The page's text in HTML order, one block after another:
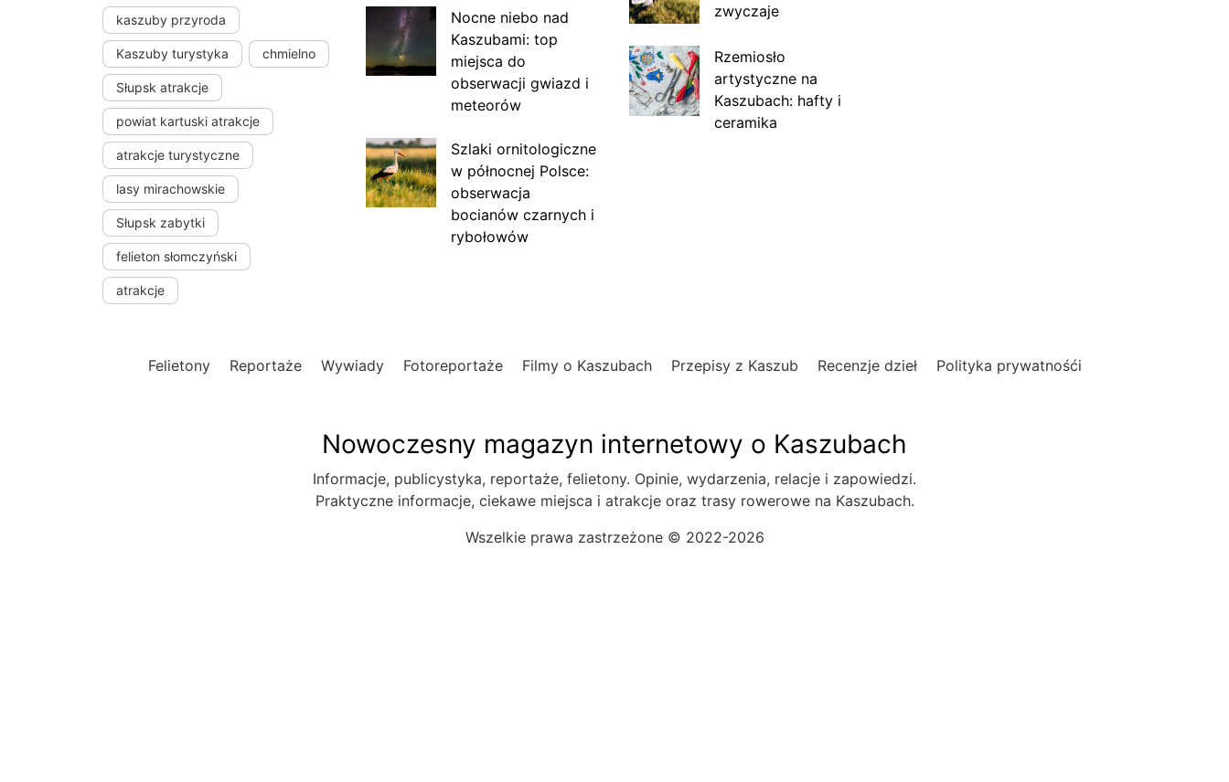
kaszuby przyroda
Kaszuby turystyka chmielno
Słupsk atrakcje
powiat kartuski atrakcje
atrakcje turystyczne
lasy mirachowskie
Słupsk zabytki
felieton słomczyński
atrakcje
Nocne niebo nad
Kaszubami: top
miejsca do
obserwacji gwiazd i
meteorów
Szlaki ornitologiczne
w północnej Polsce:
obserwacja
bocianów czarnych i
rybołowów
zwyczaje
Rzemiosło
artystyczne na
Kaszubach: hafty i
ceramika
Felietony Reportaże Wywiady Fotoreportaże Filmy o Kaszubach Przepisy z Kaszub Recenzje dzieł Polityka prywatnośći
Nowoczesny magazyn internetowy o Kaszubach
Informacje, publicystyka, reportaże, felietony. Opinie, wydarzenia, relacje i zapowiedzi.
Praktyczne informacje, ciekawe miejsca i atrakcje oraz trasy rowerowe na Kaszubach.
Wszelkie prawa zastrzeżone © 2022-2026